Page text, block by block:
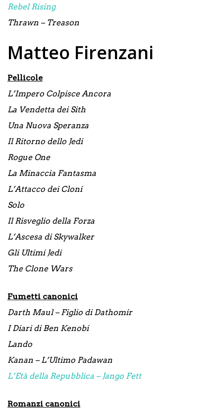
Rebel Rising
Thrawn – Treason
Matteo Firenzani
Pellicole
L’Impero Colpisce Ancora
La Vendetta dei Sith
Una Nuova Speranza
Il Ritorno dello Jedi
Rogue One
La Minaccia Fantasma
L’Attacco dei Cloni
Solo
Il Risveglio della Forza
L’Ascesa di Skywalker
Gli Ultimi Jedi
The Clone Wars
Fumetti canonici
Darth Maul – Figlio di Dathomir
I Diari di Ben Kenobi
Lando
Kanan – L’Ultimo Padawan
L’Età della Repubblica – Jango Fett
Romanzi canonici